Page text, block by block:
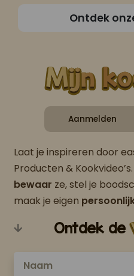
Ontdek
Aanmelden
Laat je inspireren door
Producten & Kookvideo’s.
bewaar ze, stel je
maak je eigen
Ontdek de